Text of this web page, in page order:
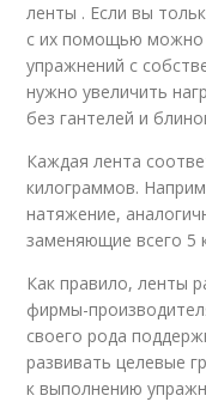
ленты . Если вы
с их помощью можно
упражнений с
нужно увеличить
без гантелей и
Каждая лента
килограммов.
натяжение,
заменяющие всего 5
Как правило, ленты
фирмы-
своего рода
развивать целевые
к выполнению